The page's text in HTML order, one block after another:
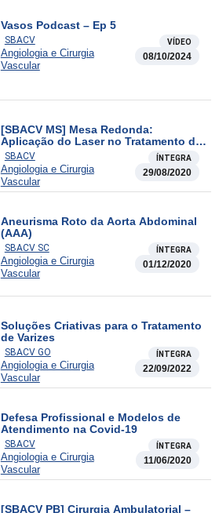
Vasos Podcast – Ep 5
SBACV VÍDEO
Angiologia e Cirurgia
Vascular
08/10/2024
[SBACV MS] Mesa Redonda:
Aplicação do Laser no Tratamento de
Varizes
SBACV ÍNTEGRA
Angiologia e Cirurgia
Vascular
29/08/2020
Aneurisma Roto da Aorta Abdominal
(AAA)
SBACV SC ÍNTEGRA
Angiologia e Cirurgia
Vascular
01/12/2020
Soluções Criativas para o Tratamento
de Varizes
SBACV GO ÍNTEGRA
Angiologia e Cirurgia
Vascular
22/09/2022
Defesa Profissional e Modelos de
Atendimento na Covid-19
SBACV ÍNTEGRA
Angiologia e Cirurgia
Vascular
11/06/2020
[SBACV PB] Cirurgia Ambulatorial –